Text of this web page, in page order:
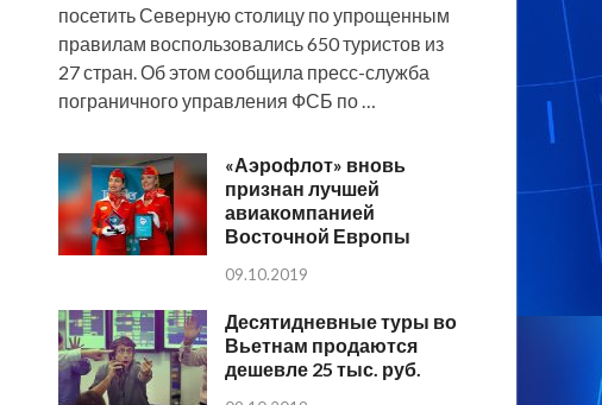
посетить Северную столицу по упрощенным
правилам воспользовались 650 туристов из
27 стран. Об этом сообщила пресс-служба
пограничного управления ФСБ по …
«Аэрофлот» вновь
признан лучшей
авиакомпанией
Восточной Европы
09.10.2019
Десятидневные туры во
Вьетнам продаются
дешевле 25 тыс. руб.